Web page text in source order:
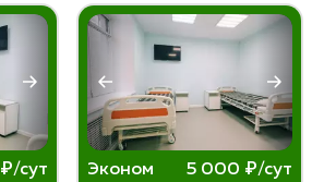
жизни. Раннее обращение
шансы на успешное
сут Эконом 5 000 ₽/сут